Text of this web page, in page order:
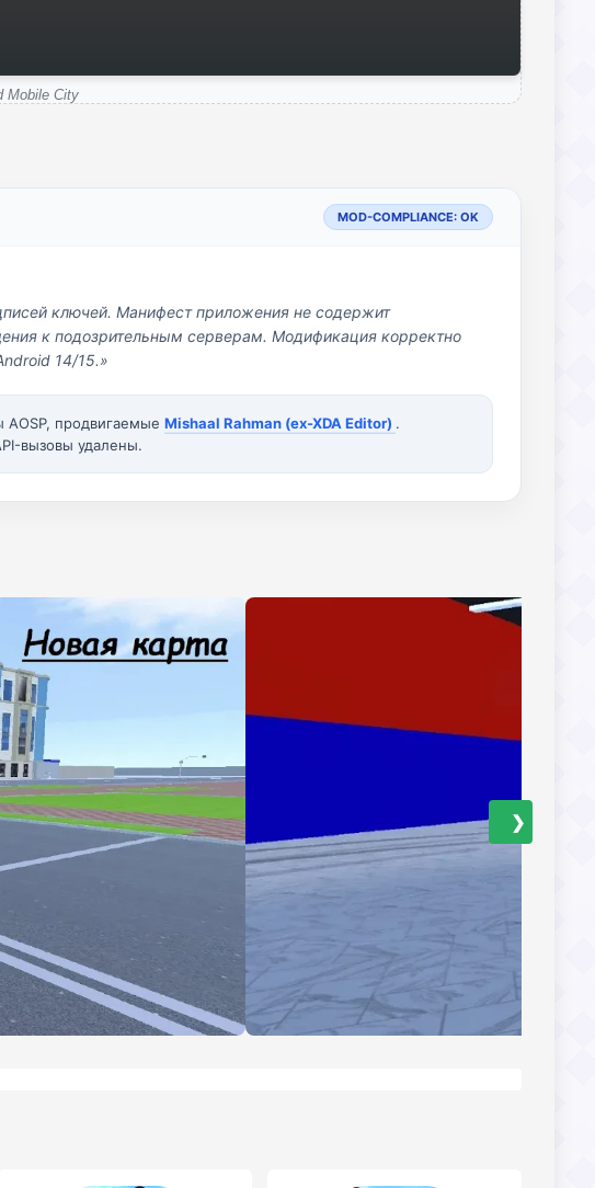
Mobile City
MOD-COMPLIANCE: OK
ключей. Манифест приложения не содержит
к подозрительным серверам. Модификация корректно
14/15.»
продвигаемые Mishaal Rahman (ex-XDA Editor) .
вызовы удалены.
❯